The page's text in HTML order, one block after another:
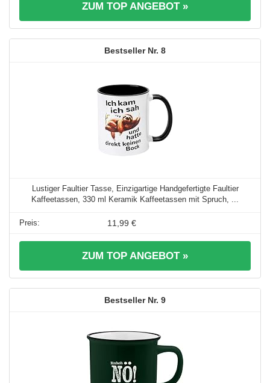
ZUM TOP ANGEBOT »
8
Lustiger Faultier Tasse, Einzigartige Handgefertigte Faultier
Kaffeetassen, 330 ml Keramik Kaffeetassen mit Spruch, ...
11,99 €
ZUM TOP ANGEBOT »
9